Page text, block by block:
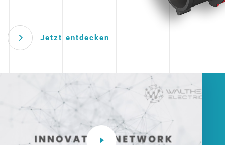
Jetzt entdecken